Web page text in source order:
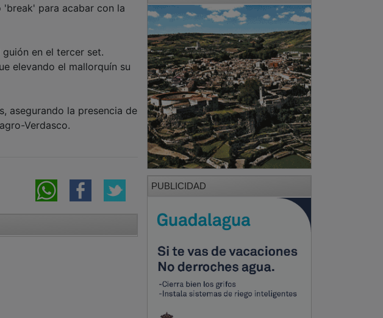
para acabar con la
en el tercer set.
elevando el mallorquín su
asegurando la presencia de
Verdasco.
PUBLICIDAD